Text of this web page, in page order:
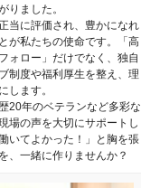
りました。
当に評価され、豊かになれ
が私たちの使命です。「高
ォロー」だけでなく、独自
制度や福利厚生を整え、理
します。
20年のベテランなど多彩な
場の声を大切にサポートし
いてよかった！」と胸を張
、一緒に作りませんか？